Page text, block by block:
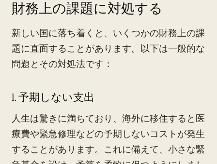
財務上の課題に対処する
新しい国に落ち着くと、いくつかの財務上の課
題に直面することがあります。以下は一般的な
問題とその対処法です：
1. 予期しない支出
人生は驚きに満ちており、海外に移住すると医
療費や緊急修理などの予期しないコストが発生
することがあります。これに備えて、小さな緊